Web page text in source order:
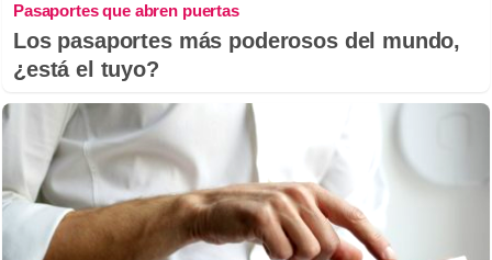
Pasaportes que abren puertas
Los pasaportes más poderosos del mundo,
¿está el tuyo?